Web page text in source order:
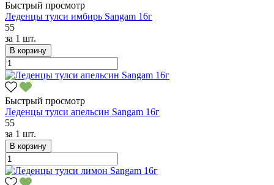
Быстрый просмотр
Леденцы тулси имбирь Sangam 16г
55
за 1 шт.
В корзину
Быстрый просмотр
Леденцы тулси апельсин Sangam 16г
55
за 1 шт.
В корзину